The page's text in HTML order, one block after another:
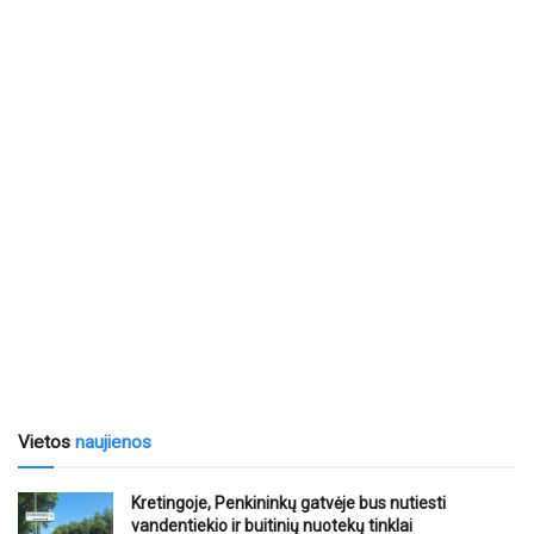
Vietos naujienos
Kretingoje, Penkininkų gatvėje bus nutiesti
vandentiekio ir buitinių nuotekų tinklai